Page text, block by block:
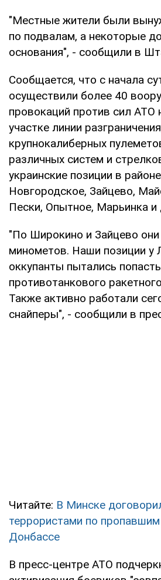
"Местные жители были
по подвалам, а некоторые
основания", - сообщили в
Сообщается, что с начала
осуществили более 40
провокаций против сил АТО
участке линии
крупнокалиберных
различных систем и
украинские позиции в
Новгородское, Зайцево,
Пески, Опытное, Марьинка и
"По Широкино и Зайцево
минометов. Наши позиции у
оккупанты пытались
противотанкового
Также активно работали
снайперы", - сообщили в
Читайте: В Минске
террористами по
Донбассе
В пресс-центре АТО